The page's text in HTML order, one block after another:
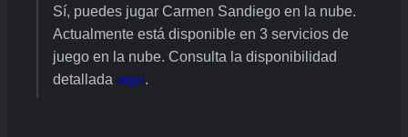
Sí, puedes jugar Carmen Sandiego en la nube.
Actualmente está disponible en 3 servicios de
juego en la nube. Consulta la disponibilidad
detallada aquí.